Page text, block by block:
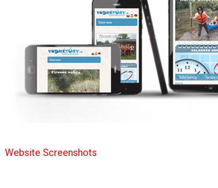
Website Screenshots